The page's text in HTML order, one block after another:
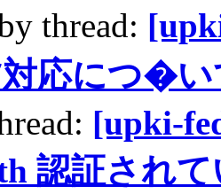
thread:
対応につ�い
[upki-
認証され